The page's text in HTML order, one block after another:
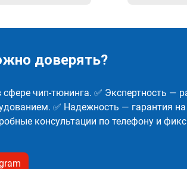
доверять?
сфере чип-тюнинга. ✅ Экспертность —
✅ Надежность — гарантия
консультации по телефону и